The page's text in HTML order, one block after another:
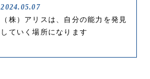
2024.05.07
（株）アリスは、自分の能力を発見
していく場所になります